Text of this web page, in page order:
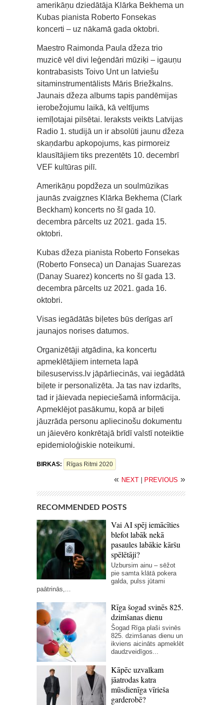
amerikāņu dziedātāja Klārka Bekhema un
Kubas pianista Roberto Fonsekas
koncerti – uz nākamā gada oktobri.
Maestro Raimonda Paula džeza trio
muzicē vēl divi leģendāri mūziķi – igauņu
kontrabasists Toivo Unt un latviešu
sitaminstrumentālists Māris Briežkalns.
Jaunais džeza albums tapis pandēmijas
ierobežojumu laikā, kā veltījums
iemīļotajai pilsētai. Ieraksts veikts Latvijas
Radio 1. studijā un ir absolūti jaunu džeza
skaņdarbu apkopojums, kas pirmoreiz
klausītājiem tiks prezentēts 10. decembrī
VEF kultūras pilī.
Amerikāņu popdžeza un soulmūzikas
jaunās zvaigznes Klārka Bekhema (Clark
Beckham) koncerts no šī gada 10.
decembra pārcelts uz 2021. gada 15.
oktobri.
Kubas džeza pianista Roberto Fonsekas
(Roberto Fonseca) un Danajas Suarezas
(Danay Suarez) koncerts no šī gada 13.
decembra pārcelts uz 2021. gada 16.
oktobri.
Visas iegādātās biļetes būs derīgas arī
jaunajos norises datumos.
Organizētāji atgādina, ka koncertu
apmeklētājiem interneta lapā
bilesuserviss.lv jāpārliecinās, vai iegādātā
biļete ir personalizēta. Ja tas nav izdarīts,
tad ir jāievada nepieciešamā informācija.
Apmeklējot pasākumu, kopā ar biļeti
jāuzrāda personu apliecinošu dokumentu
un jāievēro konkrētajā brīdī valstī noteiktie
epidemioloģiskie noteikumi.
BIRKAS: Rīgas Ritmi 2020
« NEXT | PREVIOUS »
RECOMMENDED POSTS
Vai AI spēj iemācīties
blefot labāk nekā
pasaules labākie kāršu
spēlētāji?
Uzbursim ainu – sēžot
pie samta klātā pokera
galda, pulss jūtami
paātrinās,...
Rīga šogad svinēs 825.
dzimšanas dienu
Šogad Rīga plaši svinēs
825. dzimšanas dienu un
ikviens aicināts apmeklēt
daudzveidīgos...
Kāpēc uzvalkam
jāatrodas katra
mūsdienīga vīrieša
garderobē?